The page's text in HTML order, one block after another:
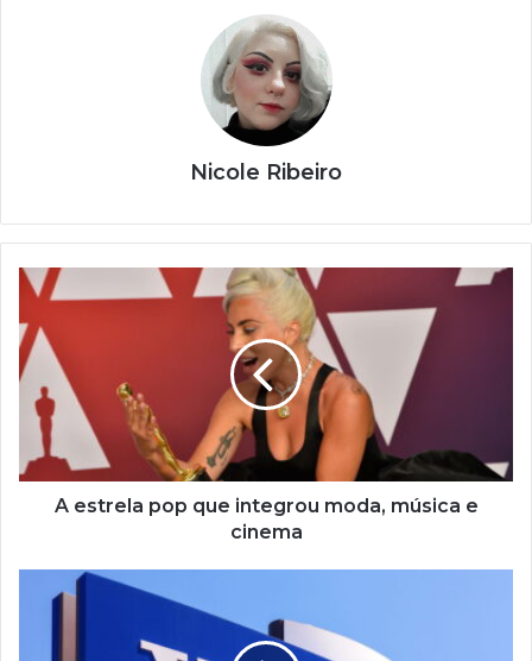
Nicole Ribeiro
A
estrela
pop
que
integrou
moda,
música
cinema
A estrela pop que integrou moda, música e
cinema